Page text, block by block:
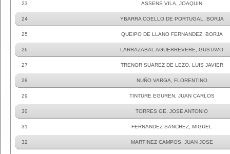
23 ASSENS VILA, JOAQUIN
24 YBARRA COELLO DE PORTUGAL, BORJA
25 QUEIPO DE LLANO FERNANDEZ, BORJA
26 LARRAZABAL AGUERREVERE, GUSTAVO
27 TRENOR SUAREZ DE LEZO, LUIS JAVIER
28 NUÑO VARGA, FLORENTINO
29 TINTURE EGUREN, JUAN CARLOS
30 TORRES GE, JOSE ANTONIO
31 FERNANDEZ SANCHEZ, MIGUEL
32 MARTINEZ CAMPOS, JUAN JOSE